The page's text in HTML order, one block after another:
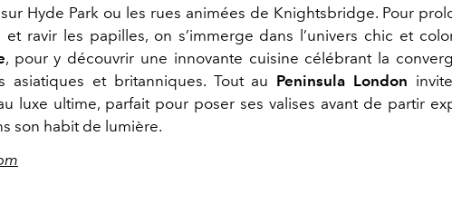
Hyde Park ou les rues animées de Knightsbridge. Pour
et ravir les papilles, on s’immerge dans l’univers chic et
, pour y découvrir une innovante cuisine célébrant la
asiatiques et britanniques. Tout au Peninsula London
luxe ultime, parfait pour poser ses valises avant de partir
son habit de lumière.